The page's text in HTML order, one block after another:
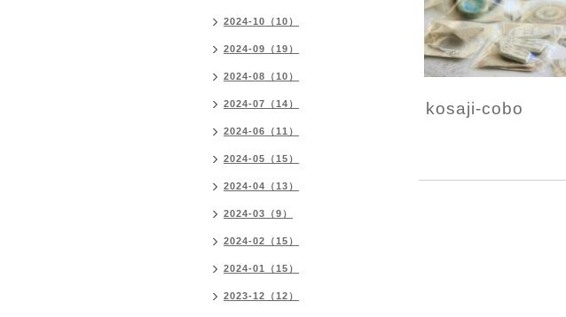
kosaji‐cobo
2024-10（10）
2024-09（19）
2024-08（10）
2024-07（14）
2024-06（11）
2024-05（15）
2024-04（13）
2024-03（9）
2024-02（15）
2024-01（15）
2023-12（12）